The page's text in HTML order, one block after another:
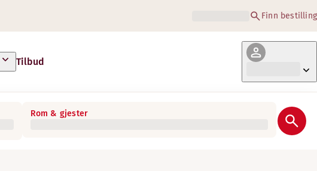
Finn bestilling
Tilbud
Rom & gjester